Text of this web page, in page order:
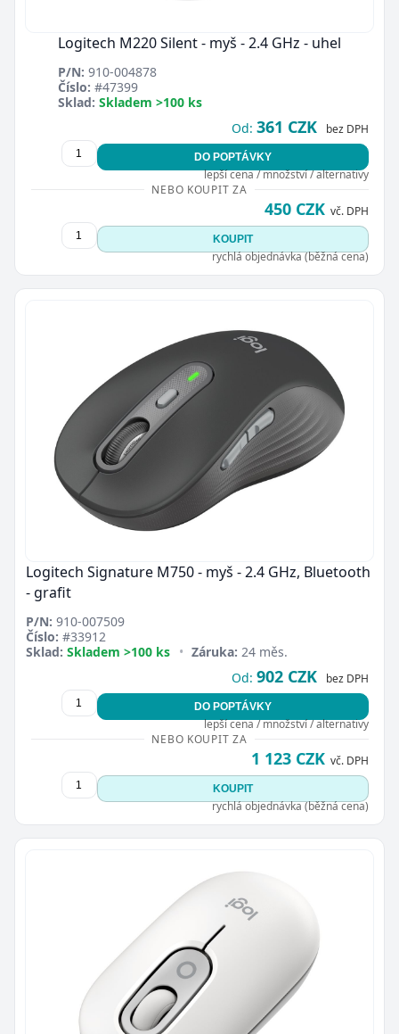
Logitech M220 Silent - myš - 2.4 GHz - uhel
P/N: 910-004878
Číslo: #47399
Sklad: Skladem >100 ks
Od: 361 CZK bez DPH
DO POPTÁVKY
lepší cena / množství / alternativy
NEBO KOUPIT ZA
450 CZK vč. DPH
KOUPIT
rychlá objednávka (běžná cena)
Logitech Signature M750 - myš - 2.4 GHz, Bluetooth
- grafit
P/N: 910-007509
Číslo: #33912
Sklad: Skladem >100 ks • Záruka: 24 měs.
Od: 902 CZK bez DPH
DO POPTÁVKY
lepší cena / množství / alternativy
NEBO KOUPIT ZA
1 123 CZK vč. DPH
KOUPIT
rychlá objednávka (běžná cena)